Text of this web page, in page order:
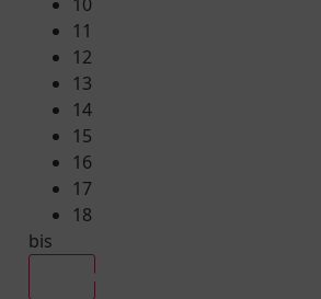
11
12
13
14
15
16
17
18
bis